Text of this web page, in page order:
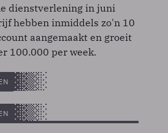
dienstverlening in juni
hebben inmiddels zo'n 10
aangemaakt en groeit
100.000 per week.